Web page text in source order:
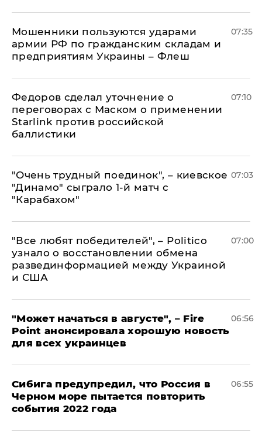
Мошенники пользуются ударами
армии РФ по гражданским складам и
предприятиям Украины – Флеш
07:35
Федоров сделал уточнение о
переговорах с Маском о применении
Starlink против российской
баллистики
07:10
"Очень трудный поединок", – киевское
"Динамо" сыграло 1-й матч с
"Карабахом"
07:03
​"Все любят победителей", – Politico
узнало о восстановлении обмена
развединформацией между Украиной
и США
07:00
"Может начаться в августе", – Fire
Point анонсировала хорошую новость
для всех украинцев
06:56
Сибига предупредил, что Россия в
Черном море пытается повторить
события 2022 года
06:55